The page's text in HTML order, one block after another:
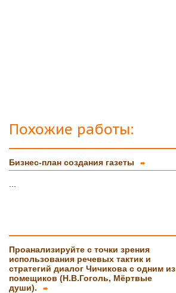
Похожие работы:
Бизнес-план создания газеты ➨
Проанализируйте с точки зрения
использования речевых тактик и
стратегий диалог Чичикова с одним из
помещиков (Н.В.Гоголь, Мёртвые
души).
➨